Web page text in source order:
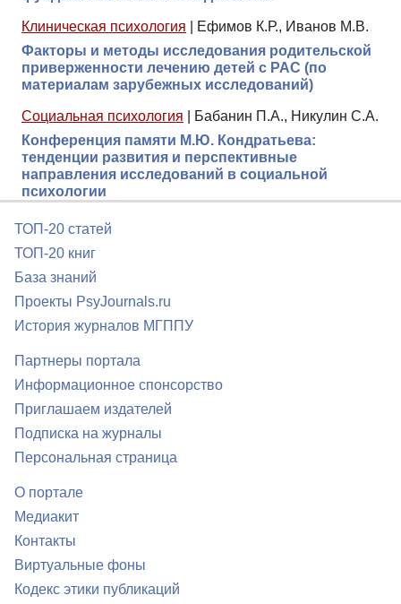
Клиническая психология
Ефимов К.Р., Иванов М.В.
Факторы и методы исследования родительской
приверженности лечению детей с РАС (по
материалам зарубежных исследований)
Социальная психология
Бабанин П.А., Никулин С.А.
Конференция памяти М.Ю. Кондратьева:
тенденции развития и перспективные
направления исследований в социальной
психологии
ТОП-20 статей
ТОП-20 книг
База знаний
Проекты PsyJournals.ru
История журналов МГППУ
Партнеры портала
Информационное спонсорство
Приглашаем издателей
Подписка на журналы
Персональная страница
О портале
Медиакит
Контакты
Виртуальные фоны
Кодекс этики публикаций